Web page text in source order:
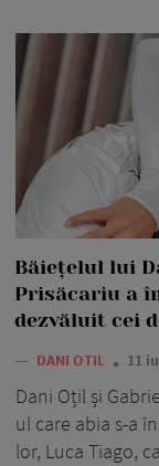
Băiețelul lui
Prisăcariu a
dezvăluit cei
— DANI OTIL 11
Dani Oțil și
ul care abia s-a
lor, Luca Tiago,